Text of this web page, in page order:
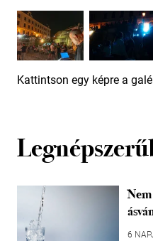
Kattintson egy képre a
6